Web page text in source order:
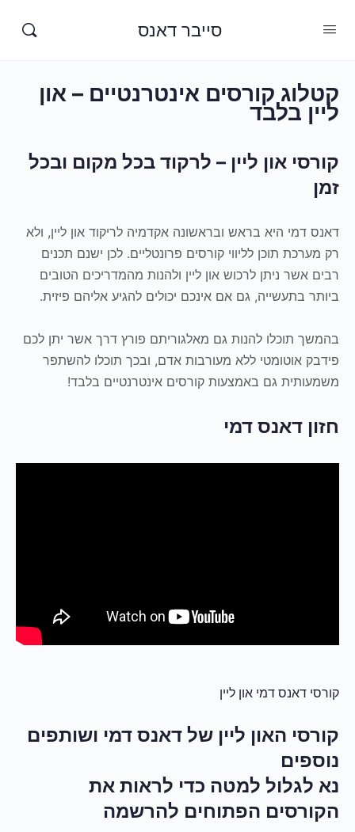
סייבר דאנס
קטלוג קורסים אינטרנטיים – און
ליין בלבד
קורסי און ליין – לרקוד בכל מקום ובכל
זמן
דאנס דמי היא בראש ובראשונה אקדמיה לריקוד און ליין, ולא
רק מערכת תוכן לליווי קורסים פרונטליים. לכן ישנם תכנים
רבים אשר ניתן לרכוש און ליין ולהנות מהמדריכים הטובים
ביותר בתעשייה, גם אם אינכם יכולים להגיע אליהם פיזית.
בהמשך תוכלו להנות גם מאלגוריתם פורץ דרך אשר יתן לכם
פידבק אוטומטי ללא מעורבות אדם, ובכך תוכלו להשתפר
משמעותית גם באמצעות קורסים אינטרנטיים בלבד!
חזון דאנס דמי
קורסי דאנס דמי און ליין
קורסי האון ליין של דאנס דמי ושותפים
נוספים
נא לגלול למטה כדי לראות את
הקורסים הפתוחים להרשמה